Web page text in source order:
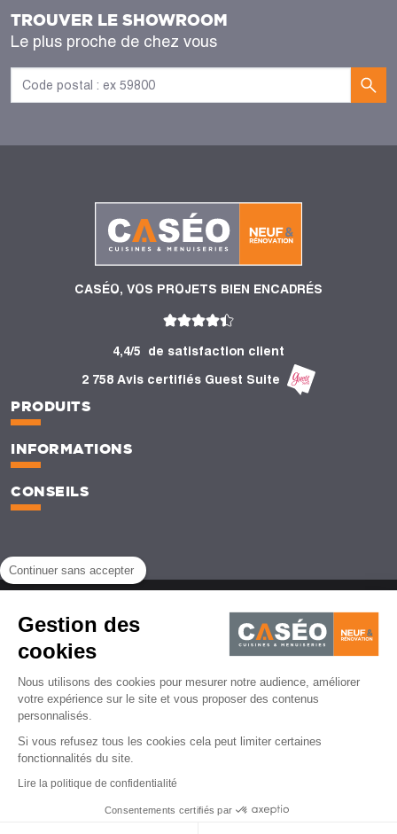
Continuer sans accepter
Gestion des
cookies
Nous utilisons des cookies pour mesurer notre audience, améliorer
votre expérience sur le site et vous proposer des contenus
personnalisés.
Si vous refusez tous les cookies cela peut limiter certaines
fonctionnalités du site.
Lire la politique de confidentialité
Consentements certifiés par
TROUVER LE SHOWROOM
Le plus proche de chez vous
CASÉO, VOS PROJETS BIEN ENCADRÉS
4,4/5
de satisfaction client
2 758 Avis certifiés Guest Suite
PRODUITS
INFORMATIONS
CONSEILS
Politique de protection des données personnelles
CGV
Gestion des cookies
© Caséo - 2026 | Agence de création de site web - Lemon Interactive